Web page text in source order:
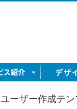
ユーザー作成テ